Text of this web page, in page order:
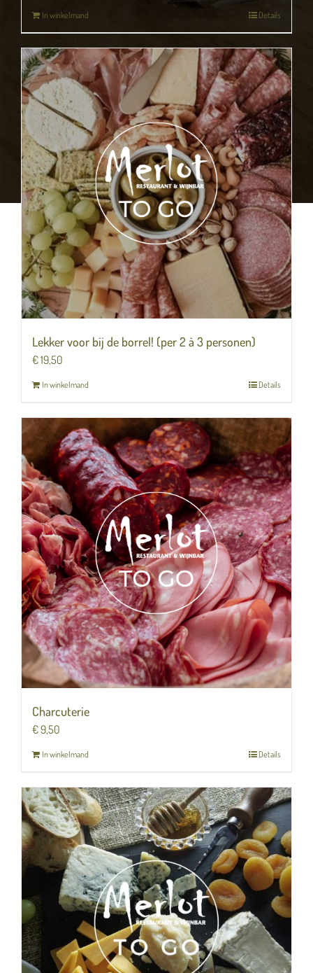
In winkelmand Details
Lekker voor bij de borrel! (per 2 à 3 personen)
€19,50
In winkelmand Details
Charcuterie
€9,50
In winkelmand Details